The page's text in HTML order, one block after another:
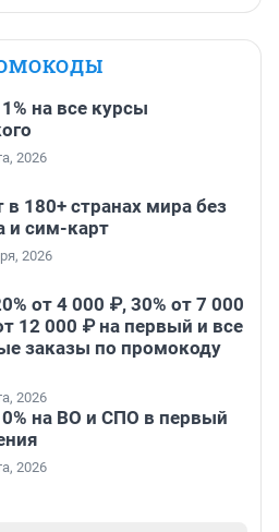
на все курсы
2026
в 180+ странах мира без
и сим-карт
2026
от 4 000 ₽, 30% от 7 000
12 000 ₽ на первый и все
заказы по промокоду
2026
на ВО и СПО в первый
2026